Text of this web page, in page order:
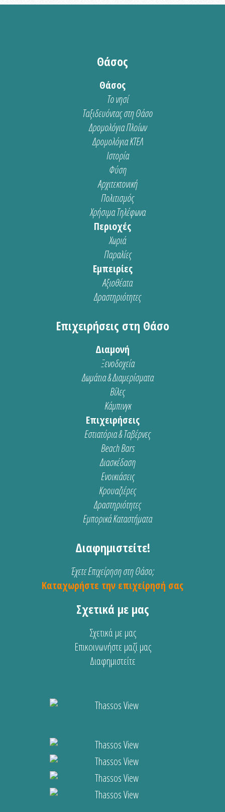
Θάσος
Θάσος
Το νησί
Ταξιδευόντας στη Θάσο
Δρομολόγια Πλοίων
Δρομολόγια ΚΤΕΛ
Ιστορία
Φύση
Αρχιτεκτονική
Πολιτισμός
Χρήσιμα Τηλέφωνα
Περιοχές
Χωριά
Παραλίες
Εμπειρίες
Αξιοθέατα
Δραστηριότητες
Επιχειρήσεις στη Θάσο
Διαμονή
Ξενοδοχεία
Δωμάτια & Διαμερίσματα
Βίλες
Κάμπινγκ
Επιχειρήσεις
Εστιατόρια & Ταβέρνες
Beach Bars
Διασκέδαση
Ενοικιάσεις
Κρουαζιέρες
Δραστηριότητες
Εμπορικά Καταστήματα
Διαφημιστείτε!
Έχετε Επιχείρηση στη Θάσο;
Καταχωρήστε την επιχείρησή σας
Σχετικά με μας
Σχετικά με μας
Επικοινωνήστε μαζί μας
Διαφημιστείτε